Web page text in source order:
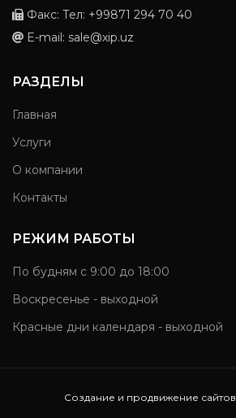
Факс: Тел: +99871 294 70 40
E-mail: sale@xip.uz
РАЗДЕЛЫ
Главная
Услуги
О компании
Контакты
РЕЖИМ РАБОТЫ
По будням с 9:00 до 18:00
Воскресенье - выходной
Красные дни календаря - выходной
Создание и продвижение сайтов